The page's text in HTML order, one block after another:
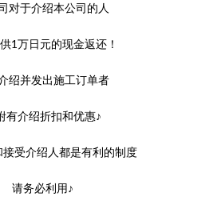
对于介绍本公司的人
1万日元的现金返还！
绍并发出施工订单者
有介绍折扣和优惠♪
接受介绍人都是有利的制度
请务必利用♪